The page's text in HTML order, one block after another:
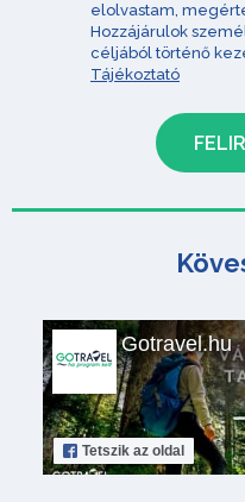
elolvastam,
Hozzájárulok
céljából történő
Tájékoztató
Gotravel.hu
Tetszik az oldal